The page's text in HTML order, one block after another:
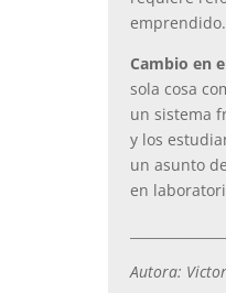
emprendido.
Cambio en
sola cosa
un sistema
y los
un asunto
en
Autora: